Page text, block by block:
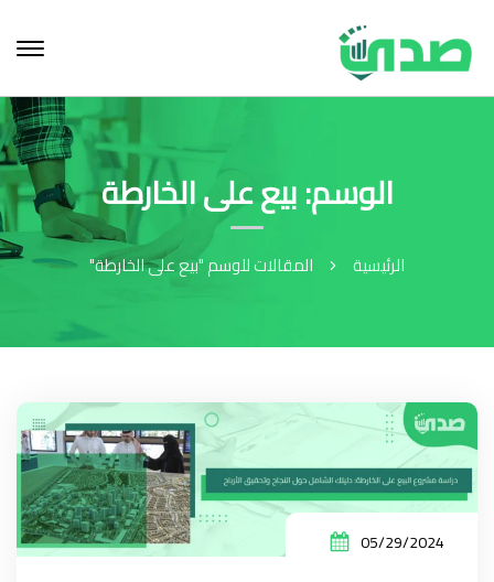
الوسم: بيع على الخارطة
الرئيسية المقالات للوسم "بيع على الخارطة"
05/29/2024